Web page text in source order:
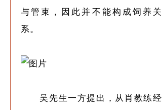
与管束，因此并不能构成饲养关
系。
吴先生一方提出，从肖教练经